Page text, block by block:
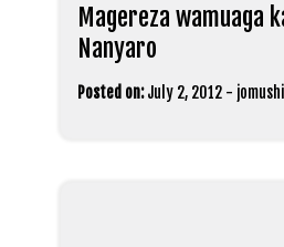
Magereza wamuaga
Nanyaro
Posted on: July 2, 2012 - jomushi